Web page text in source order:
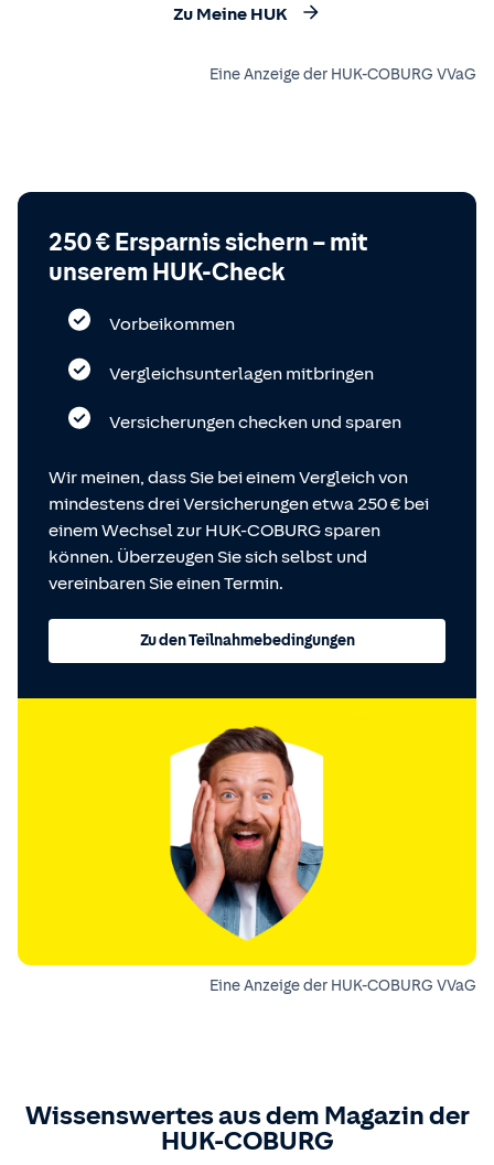
Zu Meine HUK
Eine Anzeige der HUK-COBURG VVaG
250 € Ersparnis sichern – mit
unserem HUK-Check
Vorbeikommen
Vergleichsunterlagen mitbringen
Versicherungen checken und sparen
Wir meinen, dass Sie bei einem Vergleich von
mindestens drei Versicherungen etwa 250 € bei
einem Wechsel zur HUK-COBURG sparen
können. Überzeugen Sie sich selbst und
vereinbaren Sie einen Termin.
Zu den Teilnahmebedingungen
Eine Anzeige der HUK-COBURG VVaG
Wissenswertes aus dem Magazin der
HUK-COBURG